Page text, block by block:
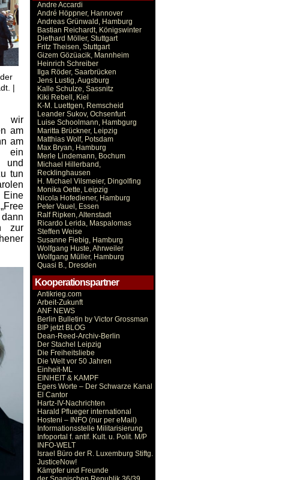
|
wir
am
am
ein
und
tun
zur
Andre Accardi
André Höppner, Hannover
Andreas Grünwald, Hamburg
Bastian Reichardt, Königswinter
Diethard Möller, Stuttgart
Fritz Theisen, Stuttgart
Gizem Gözüacik, Mannheim
Heinrich Schreiber
Ilga Röder, Saarbrücken
Jens Lustig, Augsburg
Kalle Schulze, Sassnitz
Kiki Rebell, Kiel
K-M. Luettgen, Remscheid
Leander Sukov, Ochsenfurt
Luise Schoolmann, Hambgurg
Maritta Brückner, Leipzig
Matthias Wolf, Potsdam
Max Bryan, Hamburg
Merle Lindemann, Bochum
Michael Hillerband,
Recklinghausen
H. Michael Vilsmeier, Dingolfing
Monika Oette, Leipzig
Nicola Hofediener, Hamburg
Peter Vauel, Essen
Ralf Ripken, Altenstadt
Ricardo Lerida, Maspalomas
Steffen Weise
Susanne Fiebig, Hamburg
Wolfgang Huste, Ahrweiler
Wolfgang Müller, Hamburg
Quasi B., Dresden
Kooperationspartner
Antikrieg.com
Arbeit-Zukunft
ANF NEWS
Berlin Bulletin by Victor Grossman
BIP jetzt BLOG
Dean-Reed-Archiv-Berlin
Der Stachel Leipzig
Die Freiheitsliebe
Die Welt vor 50 Jahren
Einheit-ML
EINHEIT & KAMPF
Egers Worte – Der Schwarze Kanal
El Cantor
Hartz-IV-Nachrichten
Harald Pflueger international
Hosteni – INFO (nur per eMail)
Informationsstelle Militarisierung
Infoportal f. antif. Kult. u. Polit. M/P
INFO-WELT
Israel Büro der R. Luxemburg Stiftg.
JusticeNow!
Kämpfer und Freunde